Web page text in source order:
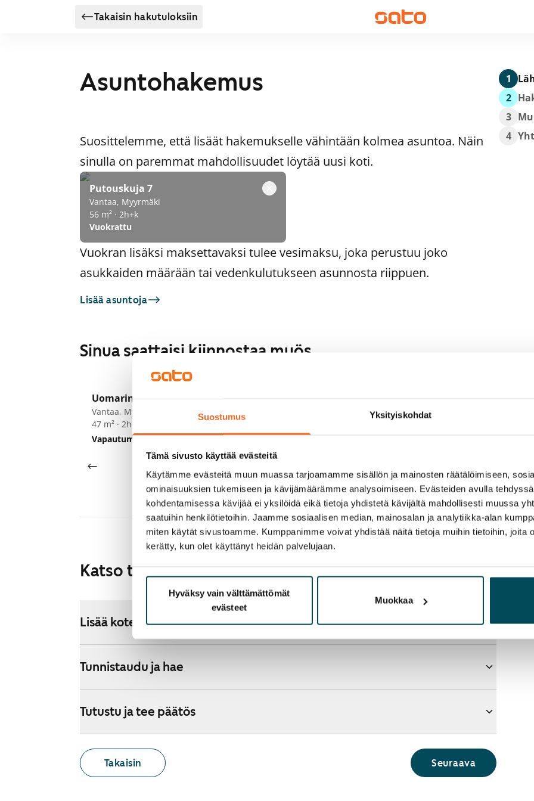
Suostumus Yksityiskohdat
Tämä sivusto käyttää evästeitä
Käytämme evästeitä muun muassa tarjoamamme sisällön ja mainosten räätälöimiseen,
ominaisuuksien tukemiseen ja kävijämäärämme analysoimiseen. Evästeiden avulla
kohdentamisessa kävijää ei yksilöidä eikä tietoja yhdistetä kävijältä mahdollisesti muussa
saatuihin henkilötietoihin. Jaamme sosiaalisen median, mainosalan ja analytiikka-alan
miten käytät sivustoamme. Kumppanimme voivat yhdistää näitä tietoja muihin tietoihin, joita
kerätty, kun olet käyttänyt heidän palvelujaan.
Hyväksy vain välttämättömät
evästeet
Muokkaa
Takaisin hakutuloksiin
Asuntohakemus
Suosittelemme, että lisäät hakemukselle vähintään kolmea asuntoa. Näin
sinulla on paremmat mahdollisuudet löytää uusi koti.
Putouskuja 7
Vantaa, Myyrmäki
56 m² · 2h+k
Vuokrattu
Vuokran lisäksi maksettavaksi tulee vesimaksu, joka perustuu joko
asukkaiden määrään tai vedenkulutukseen asunnosta riippuen.
Lisää asuntoja
Sinua saattaisi kiinnostaa myös
1/21
Uomarinne 1
Vantaa, Myyrmäki
47 m² · 2h+kk
Vapautumassa 1.9.
849 €
Huddingenpolku 5
Heti vapaa
799 €
Huddingenpolku 5
Vantaa, Myyrmäki
Heti vapaa
Katso tarkemmat ohjeet
Lisää koteja hakemukselle
Tunnistaudu ja hae
Tutustu ja tee päätös
Takaisin Seuraava
1
2
3
4